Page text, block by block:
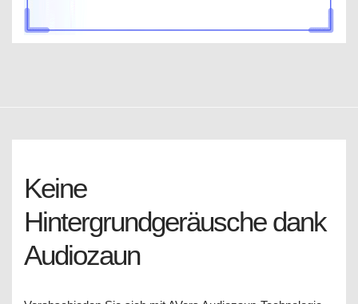
Keine
Hintergrundgeräusche dank
Audiozaun